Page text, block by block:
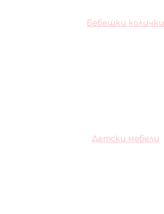
Бебешки колички
Детски мебели